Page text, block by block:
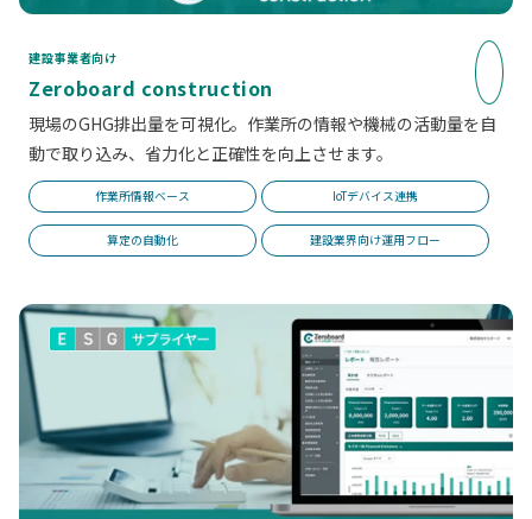
建設事業者向け
Zeroboard construction
現場のGHG排出量を可視化。作業所の情報や機械の活動量を自
動で取り込み、省力化と正確性を向上させます。
作業所情報ベース IoTデバイス連携
算定の自動化 建設業界向け運用フロー